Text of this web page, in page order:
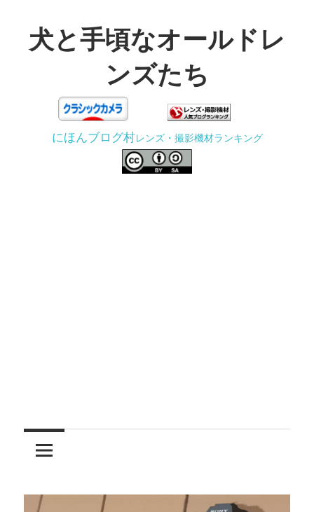
テ犬と手頃なオールドレ
ンズたち
う
にほんブログ村レンズ・撮影機材ランキング